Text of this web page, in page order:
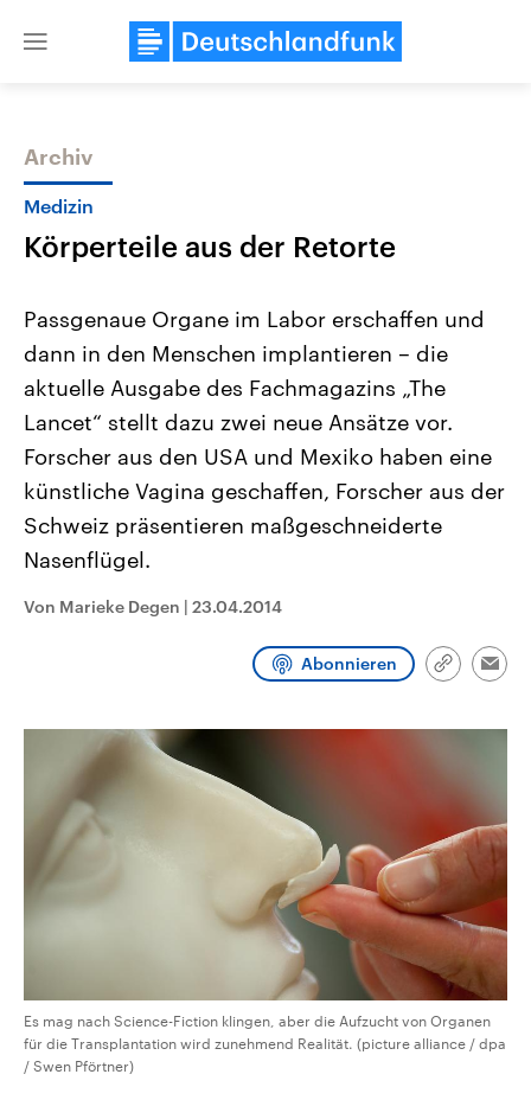
Close
Themen
Landtagswahl Sachsen-Anhalt
2026
Alle Informationen
Sachsen-Anhalt wählt am 6.
September 2026 einen neuen
Landtag. Seit 2021 wird das
Bundesland von einer Koalition aus
Umfragen, Prognosen,
und Hintergründe zu den Parteien
und Kandidaten der anstehenden
USA
Aktuelle Beiträge,
Hintergründe
Wirtschaftlich und
gehören die Vereinigten
den mächtigsten Ländern
mit großem Einfluss auf
Sendungen Programm
Archiv
Medizin
Körperteile aus der Retorte
Passgenaue Organe im Labor erschaffen und
dann in den Menschen implantieren – die
aktuelle Ausgabe des Fachmagazins „The
Lancet“ stellt dazu zwei neue Ansätze vor.
Forscher aus den USA und Mexiko haben eine
künstliche Vagina geschaffen, Forscher aus der
Schweiz präsentieren maßgeschneiderte
Nasenflügel.
Von Marieke Degen | 23.04.2014
Abonnieren
Link
Es mag nach Science-Fiction klingen, aber die Aufzucht von Organen
für die Transplantation wird zunehmend Realität. (picture alliance / dpa
/ Swen Pförtner)